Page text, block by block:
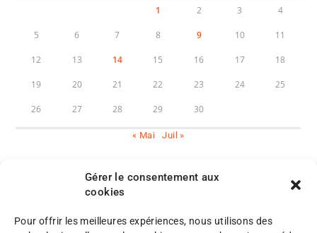
Gérer le consentement aux
cookies
Pour offrir les meilleures expériences, nous utilisons des
1 2 3 4
5 6 7 8 9 10 11
12 13 14 15 16 17 18
19 20 21 22 23 24 25
26 27 28 29 30
« Mai Juil »
M